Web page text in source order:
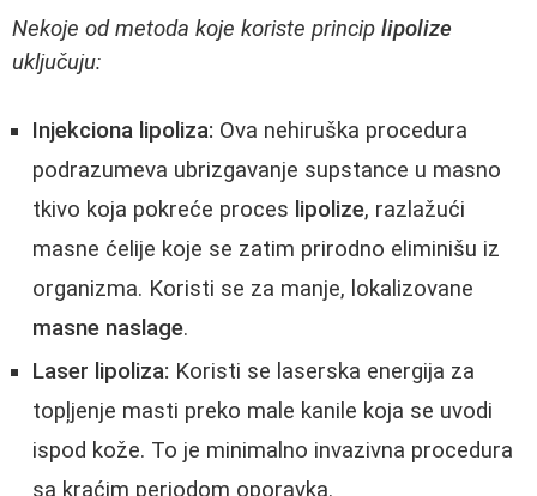
Nekoje od metoda koje koriste princip lipolize
uključuju:
Injekciona lipoliza: Ova nehiruška procedura
podrazumeva ubrizgavanje supstance u masno
tkivo koja pokreće proces lipolize, razlažući
masne ćelije koje se zatim prirodno eliminišu iz
organizma. Koristi se za manje, lokalizovane
masne naslage.
Laser lipoliza: Koristi se laserska energija za
topļjenje masti preko male kanile koja se uvodi
ispod kože. To je minimalno invazivna procedura
sa kraćim periodom oporavka.